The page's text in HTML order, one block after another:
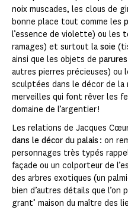
noix muscades, les clous de
bonne place tout comme les
l’essence de violette) ou les
ramages) et surtout la soie
ainsi que les objets de parures
autres pierres précieuses) ou
sculptées dans le décor de
merveilles qui font rêver les
domaine de l’argentier !
Les relations de Jacques
dans le décor du palais : on
personnages très typés
façade ou un colporteur de
des arbres exotiques (un
bien d’autres détails que
grant’ maison du maître des